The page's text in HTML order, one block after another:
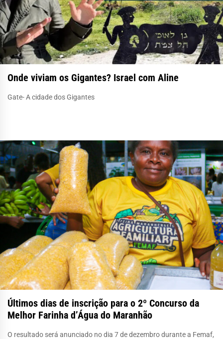
Onde viviam os Gigantes? Israel com Aline
Gate- A cidade dos Gigantes
Últimos dias de inscrição para o 2º Concurso da
Melhor Farinha d’Água do Maranhão
O resultado será anunciado no dia 7 de dezembro durante a Femaf,